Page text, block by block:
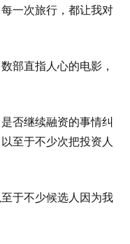
一次旅行，都让我对
部直指人心的电影，
否继续融资的事情纠
至于不少次把投资人
于不少候选人因为我